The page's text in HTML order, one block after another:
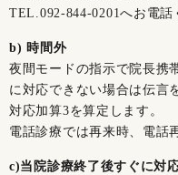
TEL.092-844-0201へお電話
b) 時間外
夜間モードの指示で院長携
に対応できない場合は伝言
対応加算3を算定します。
電話診療では再来時、電話
c)当院診療終了後すぐに対